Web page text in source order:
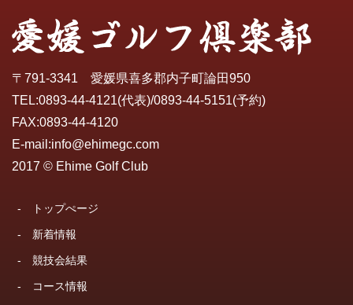
〒791-3341 愛媛県喜多郡内子町論田950
TEL:0893-44-4121(代表)/0893-44-5151(予約)
FAX:0893-44-4120
E-mail:info@ehimegc.com
2017 © Ehime Golf Club
- トップぺージ
- 新着情報
- 競技会結果
- コース情報